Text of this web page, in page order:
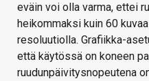
eväin voi olla varma, ettei
heikommaksi kuin 60
resoluutiolla. Grafiikka-
että käytössä on koneen
ruudunpäivitysnopeutena